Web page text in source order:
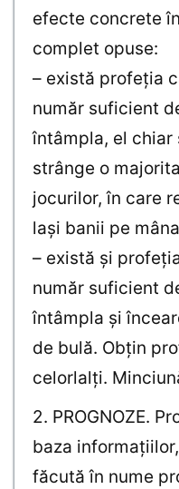
efecte concrete
complet opuse:
– există profeţia
număr suficient
întâmpla, el chiar
strânge o
jocurilor, în care
laşi banii pe
– există şi
număr suficient
întâmpla şi
de bulă. Obţin
celorlalţi.
2. PROGNOZE.
baza
făcută în nume